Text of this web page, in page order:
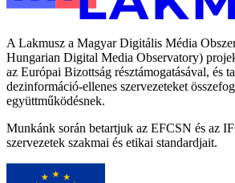
A Lakmusz a Magyar Digitális Média
Hungarian Digital Media Observatory)
az Európai Bizottság résztámogatásával, és
dezinformáció-ellenes szervezeteket
együttműködésnek.
Munkánk során betartjuk az EFCSN és az
szervezetek szakmai és etikai standardjait.